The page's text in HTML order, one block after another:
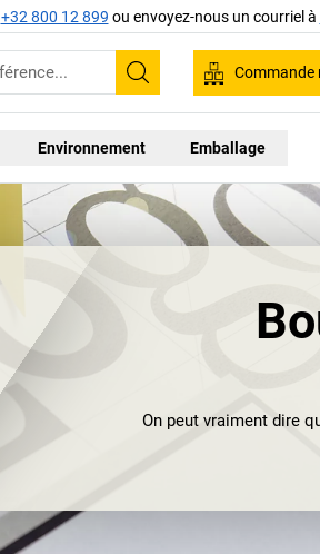
+32 800 12 899 ou envoyez-nous un courriel à
Recherche
Commande
Environnement Emballage
On peut vraiment dire
nom d'Ansell. Après
ce depuis plus de
environ 10 trillions